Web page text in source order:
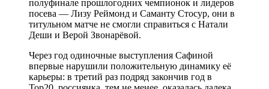
полуфинале прошлогодних чемпионок и лидеров
посева — Лизу Реймонд и Саманту Стосур, они в
титульном матче не смогли справиться с Натали
Деши и Верой Звонарёвой.
Через год одиночные выступления Сафиной
впервые нарушили положительную динамику её
карьеры: в третий раз подряд закончив год в